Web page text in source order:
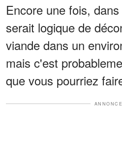
Encore une fois,
serait logique de
viande dans un
mais c'est
que vous pourriez